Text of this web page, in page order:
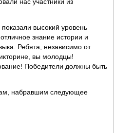
высокий уровень
знание истории и
Ребята, независимо от
вы молодцы!
Победители должны быть
набравшим следующее